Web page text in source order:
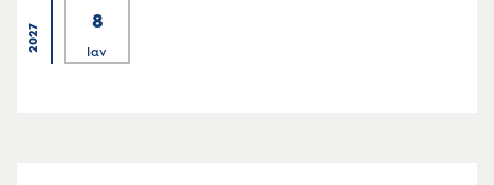
2027
8
Ιαν